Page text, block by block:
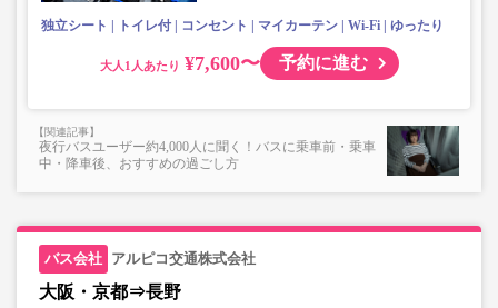
・カーテンはA席とB席の間、B席とC席の間（C席より）に
独立シート トイレ付 コンセント マイカーテン Wi-Fi ゆったり
大人 ¥7,600〜 予約に進む
夜行バスユーザー約4,000人に聞く！バスに乗車前・乗車
中・降車後、おすすめの過ごし方
アルピコ交通株式会社
大阪・京都⇒長野